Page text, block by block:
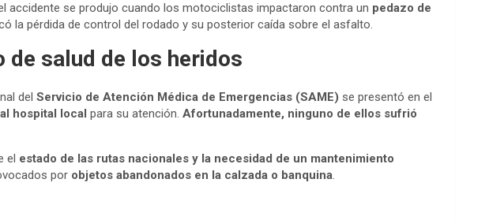
accidente se produjo cuando los motociclistas impactaron contra un pedazo de
la pérdida de control del rodado y su posterior caída sobre el asfalto.
de salud de los heridos
del Servicio de Atención Médica de Emergencias (SAME) se presentó en el
hospital local para su atención. Afortunadamente, ninguno de ellos sufrió
el estado de las rutas nacionales y la necesidad de un mantenimiento
por objetos abandonados en la calzada o banquina.